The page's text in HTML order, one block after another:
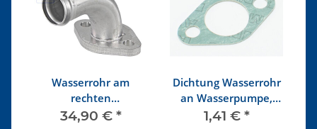
Wasserrohr am
rechten
Wassermantel
34,90 € *
Dichtung Wasserrohr
an Wasserpumpe,
Flansch an rechtem
1,41 € *